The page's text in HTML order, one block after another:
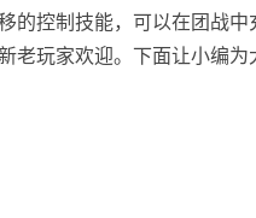
的控制技能，可以在团战
老玩家欢迎。下面让小编为